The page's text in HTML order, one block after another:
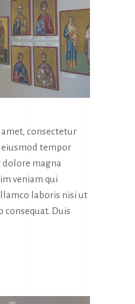
consectetur
eiusmod tempor
magna
veniam qui
laboris nisi ut
consequat. Duis